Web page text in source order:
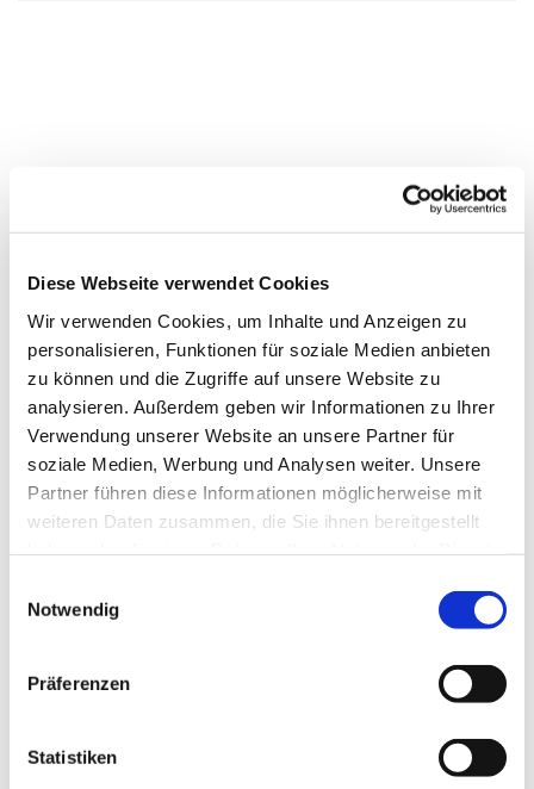
Diese Webseite verwendet Cookies
Wir verwenden Cookies, um Inhalte und Anzeigen zu
personalisieren, Funktionen für soziale Medien anbieten
zu können und die Zugriffe auf unsere Website zu
analysieren. Außerdem geben wir Informationen zu Ihrer
Verwendung unserer Website an unsere Partner für
soziale Medien, Werbung und Analysen weiter. Unsere
Partner führen diese Informationen möglicherweise mit
weiteren Daten zusammen, die Sie ihnen bereitgestellt
Notwendig
Präferenzen
Statistiken
Dies könnte Sie auch
interessieren